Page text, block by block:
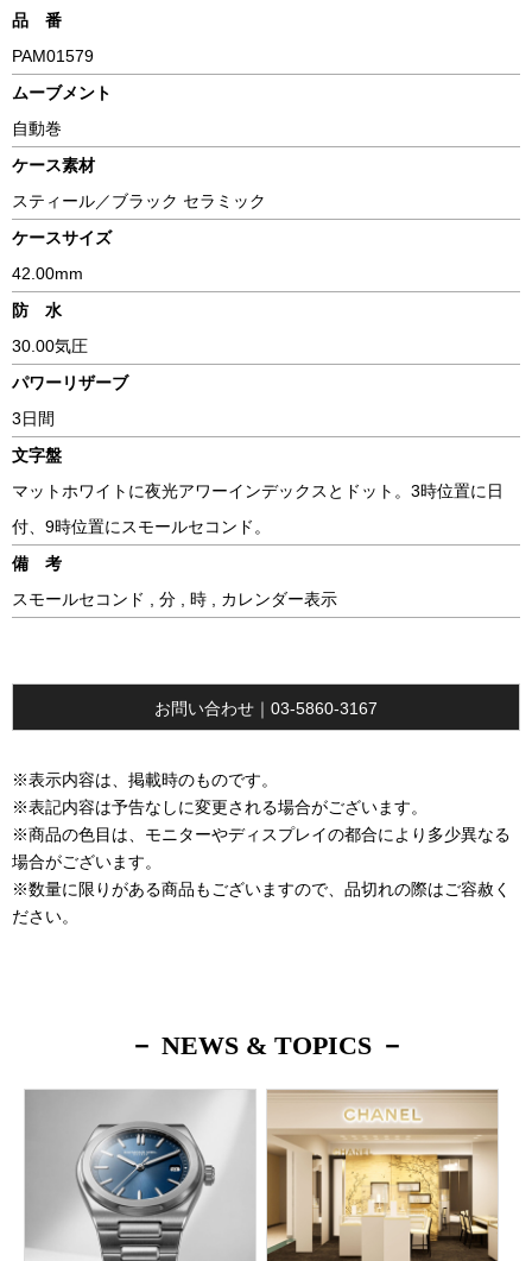
品 番
PAM01579
ムーブメント
自動巻
ケース素材
スティール／ブラック セラミック
ケースサイズ
42.00mm
防 水
30.00気圧
パワーリザーブ
3日間
文字盤
マットホワイトに夜光アワーインデックスとドット。3時位置に日
付、9時位置にスモールセコンド。
備 考
スモールセコンド , 分 , 時 , カレンダー表示
お問い合わせ｜03-5860-3167
※表示内容は、掲載時のものです。
※表記内容は予告なしに変更される場合がございます。
※商品の色目は、モニターやディスプレイの都合により多少異なる
場合がございます。
※数量に限りがある商品もございますので、品切れの際はご容赦く
ださい。
－ NEWS & TOPICS －